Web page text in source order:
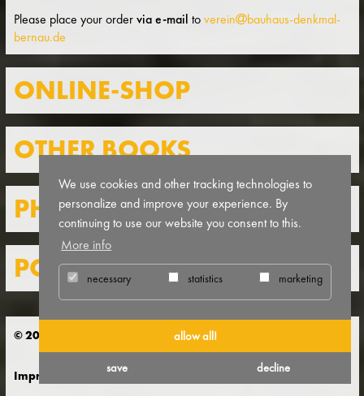
Please place your ordervia e-mail toverein
bauhaus-denkmal-
bernau.de
ONLINE-SHOP
OTHER BOOKS
PHOTO CARDS
POSTERS
© 2026 Bauhaus Denkmal Bundesschule Bernau
Imprint Privacy statement Sitemap
We use cookies and other tracking technologies to
personalize and improve your experience. By
continuing to use our website you consent to this.
More info
necessary statistics marketing
allow all!
save decline